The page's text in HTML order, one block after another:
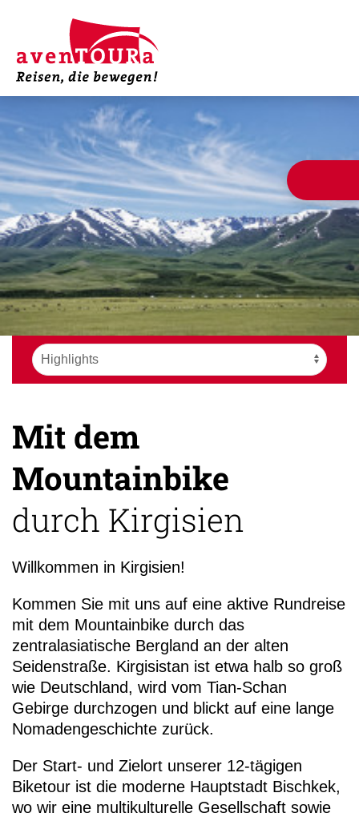
Mit dem
Mountainbike
durch Kirgisien
Willkommen in Kirgisien!
Kommen Sie mit uns auf eine aktive Rundreise
mit dem Mountainbike durch das
zentralasiatische Bergland an der alten
Seidenstraße. Kirgisistan ist etwa halb so groß
wie Deutschland, wird vom Tian-Schan
Gebirge durchzogen und blickt auf eine lange
Nomadengeschichte zurück.
Der Start- und Zielort unserer 12-tägigen
Biketour ist die moderne Hauptstadt Bischkek,
wo wir eine multikulturelle Gesellschaft sowie